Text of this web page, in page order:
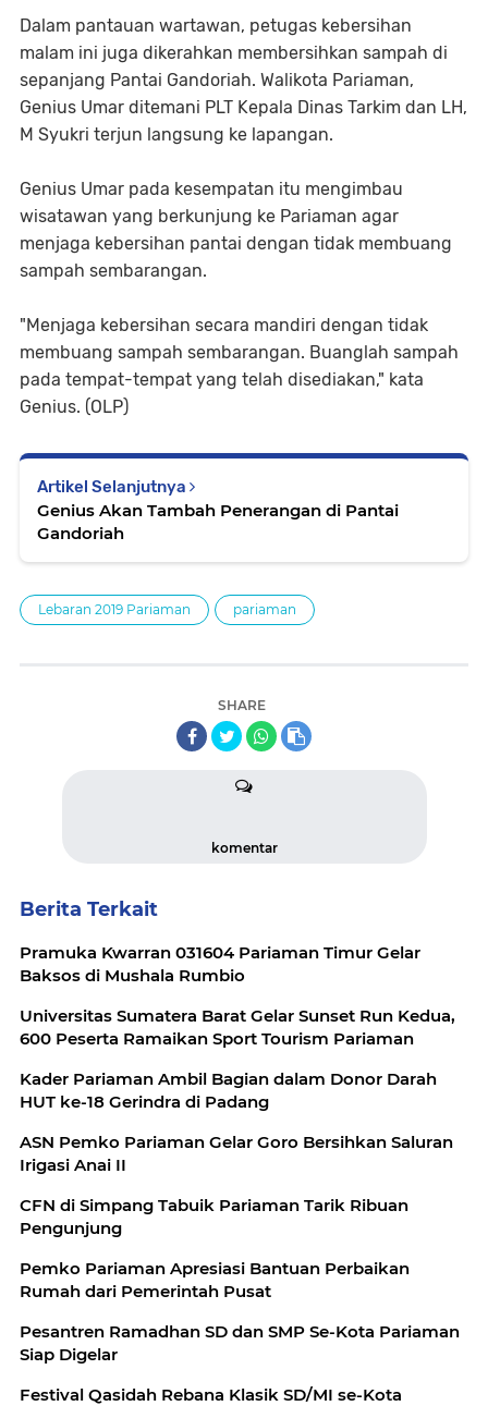
Dalam pantauan wartawan, petugas kebersihan
malam ini juga dikerahkan membersihkan sampah di
sepanjang Pantai Gandoriah. Walikota Pariaman,
Genius Umar ditemani PLT Kepala Dinas Tarkim dan LH,
M Syukri terjun langsung ke lapangan.
Genius Umar pada kesempatan itu mengimbau
wisatawan yang berkunjung ke Pariaman agar
menjaga kebersihan pantai dengan tidak membuang
sampah sembarangan.
"Menjaga kebersihan secara mandiri dengan tidak
membuang sampah sembarangan. Buanglah sampah
pada tempat-tempat yang telah disediakan," kata
Genius. (OLP)
Artikel Selanjutnya
Genius Akan Tambah Penerangan di Pantai
Gandoriah
Lebaran 2019 Pariaman pariaman
SHARE
komentar
Berita Terkait
Pramuka Kwarran 031604 Pariaman Timur Gelar
Baksos di Mushala Rumbio
Universitas Sumatera Barat Gelar Sunset Run Kedua,
600 Peserta Ramaikan Sport Tourism Pariaman
Kader Pariaman Ambil Bagian dalam Donor Darah
HUT ke-18 Gerindra di Padang
ASN Pemko Pariaman Gelar Goro Bersihkan Saluran
Irigasi Anai II
CFN di Simpang Tabuik Pariaman Tarik Ribuan
Pengunjung
Pemko Pariaman Apresiasi Bantuan Perbaikan
Rumah dari Pemerintah Pusat
Pesantren Ramadhan SD dan SMP Se-Kota Pariaman
Siap Digelar
Festival Qasidah Rebana Klasik SD/MI se-Kota